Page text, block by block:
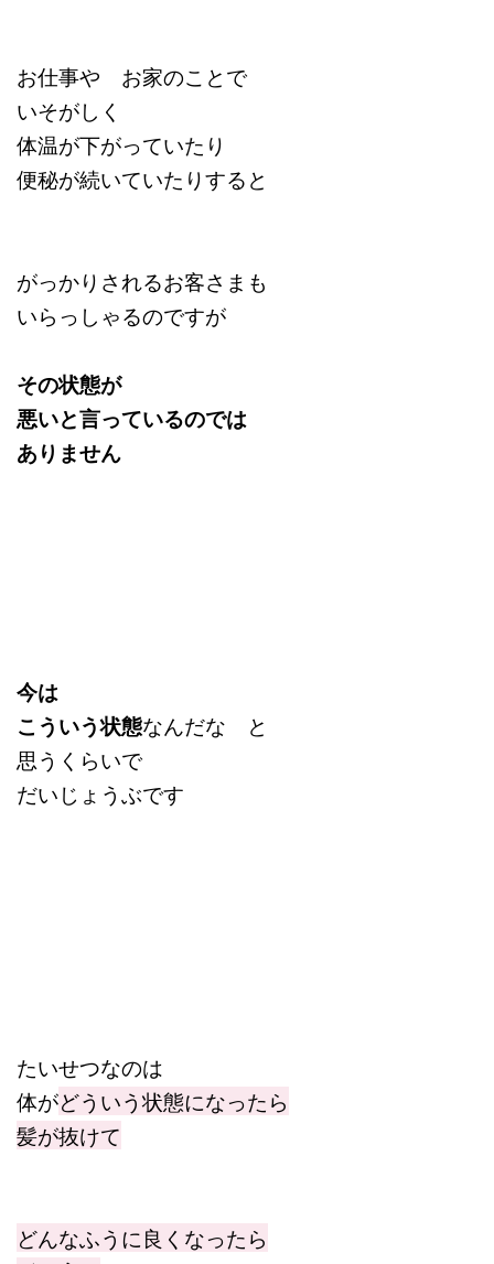
お仕事や お家のことで
いそがしく
体温が下がっていたり
便秘が続いていたりすると
がっかりされるお客さまも
いらっしゃるのですが
その状態が
悪いと言っているのでは
ありません
今は
こういう状態なんだな と
思うくらいで
だいじょうぶです
たいせつなのは
体がどういう状態になったら
髪が抜けて
どんなふうに良くなったら